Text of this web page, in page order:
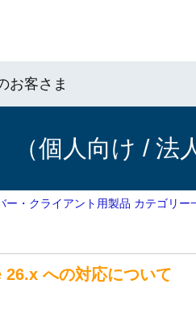
お客さま
個人向け / 法
ー・クライアント用製品 カテゴリー
への対応について